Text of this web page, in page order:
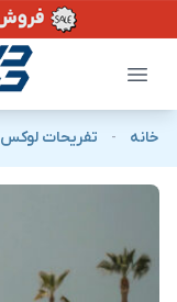
خانه - تفریحات لوکس